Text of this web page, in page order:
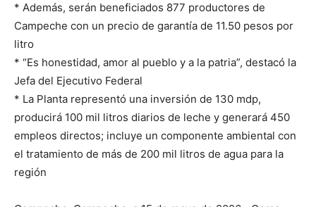
* Además, serán beneficiados 877 productores de
Campeche con un precio de garantía de 11.50 pesos por
litro
* “Es honestidad, amor al pueblo y a la patria”, destacó la
Jefa del Ejecutivo Federal
* La Planta representó una inversión de 130 mdp,
producirá 100 mil litros diarios de leche y generará 450
empleos directos; incluye un componente ambiental con
el tratamiento de más de 200 mil litros de agua para la
región